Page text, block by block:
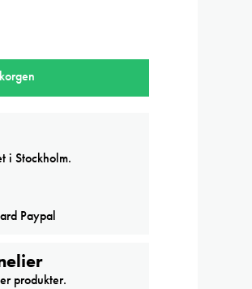
i Stockholm.
produkter.